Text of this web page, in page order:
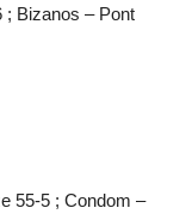
; Bizanos – Pont
55-5 ; Condom –